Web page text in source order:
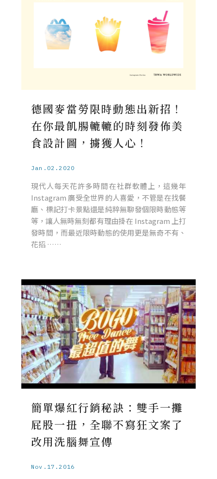
德國麥當勞限時動態出新招！
在你最飢腸轆轆的時刻發佈美
食設計圖，擄獲人心！
Jan.02.2020
現代人每天花許多時間在社群軟體上，這幾年
Instagram 廣受全世界的人喜愛，不管是在找餐
廳、標記打卡景點還是純粹無聊發個限時動態等
等，讓人無時無刻都有理由掛在 Instagram 上打
發時間，而最近限時動態的使用更是無奇不有、
花招 ……
簡單爆紅行銷秘訣：雙手一攤
屁股一扭，全聯不寫狂文案了
改用洗腦舞宣傳
Nov.17.2016